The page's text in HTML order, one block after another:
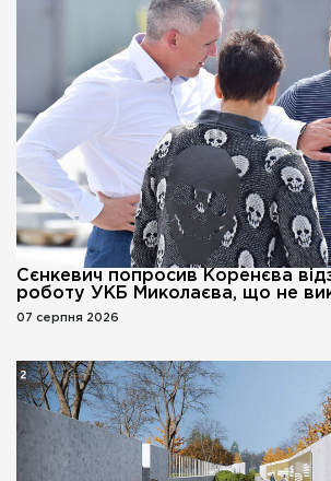
Сєнкевич попросив Коренєва
роботу УКБ Миколаєва, що не
07 серпня 2026